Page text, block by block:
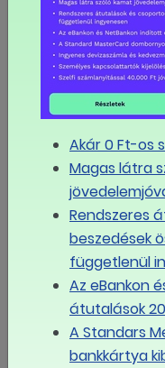
Színházi Műszaki
Szakszervezete:
Az EGYÜTT
kollektív szerződést
Ne előzz hókotrót!
Postás
Akár 0 Ft-os
Magas látra
Rendszeres
beszedések
függetlenül
Az eBankon
átutalások
A Standars
bankkártya